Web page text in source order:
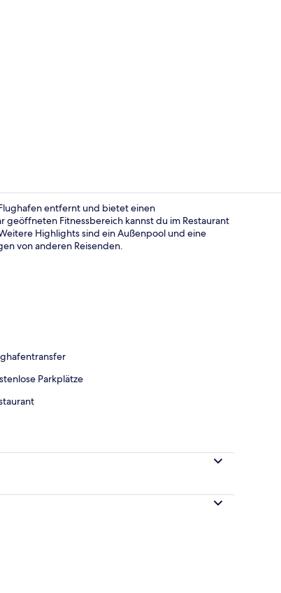
entfernt und bietet einen
geöffneten Fitnessbereich kannst du im Restaurant
Highlights sind ein Außenpool und eine
von anderen Reisenden.
Parkplätze